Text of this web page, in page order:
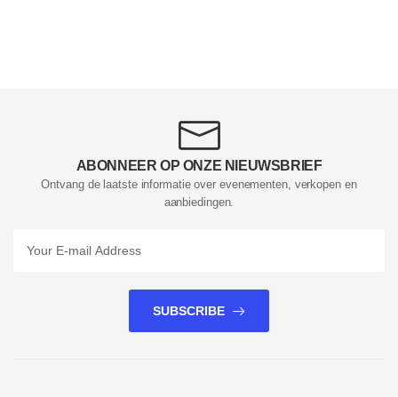
ABONNEER OP ONZE NIEUWSBRIEF
Ontvang de laatste informatie over evenementen, verkopen en
aanbiedingen.
SUBSCRIBE